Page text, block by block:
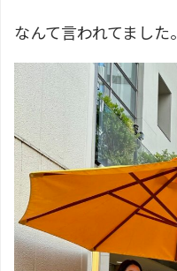
なんて言われてました。